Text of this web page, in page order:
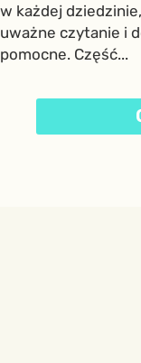
w każdej
uważne czytanie i
pomocne. Część...